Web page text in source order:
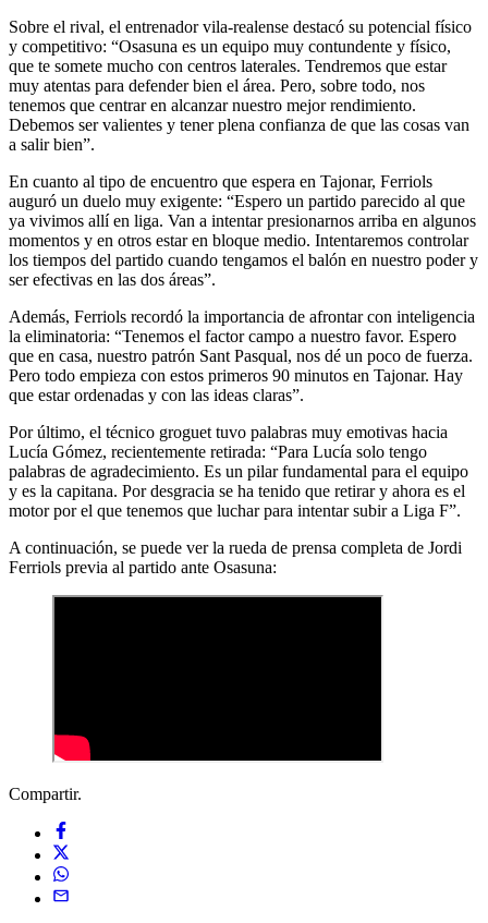
Sobre el rival, el entrenador vila-realense destacó su potencial físico
y competitivo: “Osasuna es un equipo muy contundente y físico,
que te somete mucho con centros laterales. Tendremos que estar
muy atentas para defender bien el área. Pero, sobre todo, nos
tenemos que centrar en alcanzar nuestro mejor rendimiento.
Debemos ser valientes y tener plena confianza de que las cosas van
a salir bien”.
En cuanto al tipo de encuentro que espera en Tajonar, Ferriols
auguró un duelo muy exigente: “Espero un partido parecido al que
ya vivimos allí en liga. Van a intentar presionarnos arriba en algunos
momentos y en otros estar en bloque medio. Intentaremos controlar
los tiempos del partido cuando tengamos el balón en nuestro poder y
ser efectivas en las dos áreas”.
Además, Ferriols recordó la importancia de afrontar con inteligencia
la eliminatoria: “Tenemos el factor campo a nuestro favor. Espero
que en casa, nuestro patrón Sant Pasqual, nos dé un poco de fuerza.
Pero todo empieza con estos primeros 90 minutos en Tajonar. Hay
que estar ordenadas y con las ideas claras”.
Por último, el técnico groguet tuvo palabras muy emotivas hacia
Lucía Gómez, recientemente retirada: “Para Lucía solo tengo
palabras de agradecimiento. Es un pilar fundamental para el equipo
y es la capitana. Por desgracia se ha tenido que retirar y ahora es el
motor por el que tenemos que luchar para intentar subir a Liga F”.
A continuación, se puede ver la rueda de prensa completa de Jordi
Ferriols previa al partido ante Osasuna:
Compartir.